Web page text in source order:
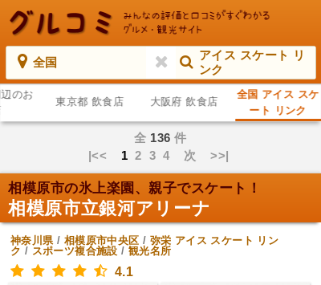
全国
アイス スケート リ
ンク
のお
東京都 飲食店 大阪府 飲食店
全国 アイス スケ
ート リンク
全 136 件
|<< 12 3 4 次 >>|
相模原市の氷上楽園、親子でスケート！
相模原市立銀河アリーナ
神奈川県/ 相模原市中央区 / 弥栄 アイス スケート リン
ク / スポーツ複合施設 / 観光名所
4.1